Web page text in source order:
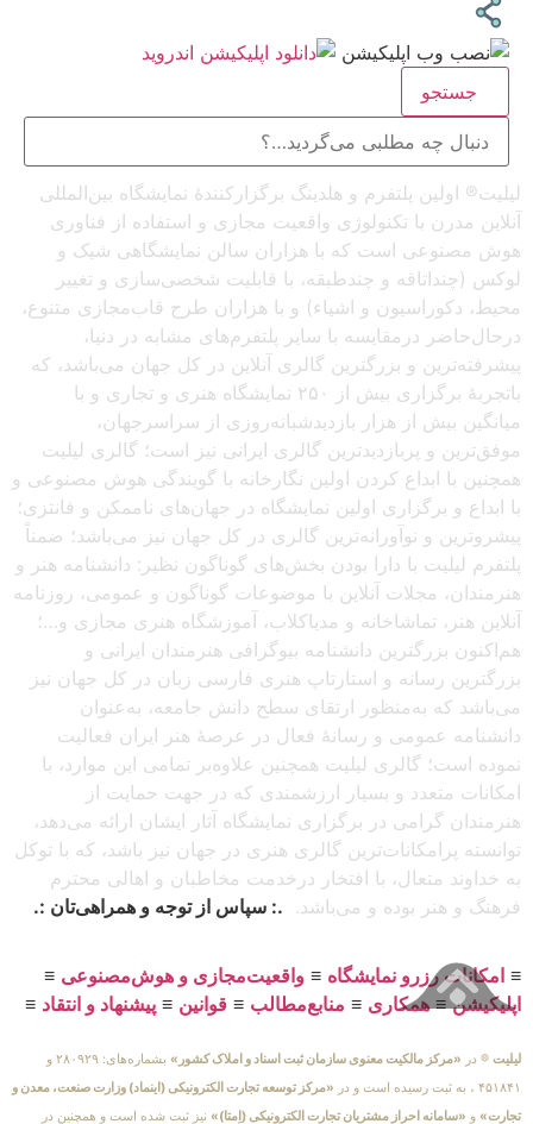
جستجو
لیلیت® اولین پلتفرم و هلدینگ برگزارکنندهٔ نمایشگاه بین‌المللی
آنلاین مدرن با تکنولوژی واقعیت مجازی و استفاده از فناوری
هوش مصنوعی است که با هزاران سالن نمایشگاهی شیک و
لوکس (چنداتاقه و چندطبقه، با قابلیت شخصی‌سازی و تغییر
محیط، دکوراسیون و اشیاء) و با هزاران طرح قاب‌مجازی متنوع،
درحال‌حاضر درمقایسه با سایر پلتفرم‌های مشابه در دنیا،
پیشرفته‌ترین و بزرگترین گالری آنلاین در کل جهان می‌باشد، که
باتجربهٔ برگزاری بیش از ۲۵۰ نمایشگاه هنری و تجاری و با
میانگین بیش از هزار بازدیدشبانه‌روزی از سراسرجهان،
موفق‌ترین و پربازدیدترین گالری ایرانی نیز است؛ گالری لیلیت
همچنین با ابداع کردن اولین نگارخانه با گویندگی هوش مصنوعی و
با ابداع و برگزاری اولین نمایشگاه در جهان‌های ناممکن و فانتزی؛
پیشروترین و نوآورانه‌ترین گالری در کل جهان نیز می‌باشد؛ ضمناً
پلتفرم لیلیت با دارا بودن بخش‌های گوناگون نظیر: دانشنامه هنر و
هنرمندان، مجلات آنلاین با موضوعات گوناگون و عمومی، روزنامه
آنلاین هنر، تماشاخانه و مدیاکلاب، آموزشگاه هنری مجازی و…؛
هم‌اکنون بزرگترین دانشنامه بیوگرافی هنرمندان ایرانی و
بزرگترین رسانه و استارتاپ هنری فارسی زبان در کل جهان نیز
می‌باشد که به‌منظور ارتقای سطح دانش جامعه، به‌عنوان
دانشنامه عمومی و رسانهٔ فعال در عرصهٔ هنر ایران فعالیت
نموده است؛ گالری لیلیت همچنین علاوه‌بر تمامی این موارد، با
امکانات متعدد و بسیار ارزشمندی که در جهت حمایت از
هنرمندان گرامی در برگزاری نمایشگاه آثار ایشان ارائه می‌دهد،
توانسته پرامکانات‌ترین گالری هنری در جهان نیز باشد، که با توکل
به خداوند متعال، با افتخار درخدمت مخاطبان و اهالی محترم
فرهنگ و هنر بوده و می‌باشد. .: سپاس از توجه و همراهی‌تان :.
≡ امکانات رزرو نمایشگاه ≡ واقعیت‌مجازی و هوش‌مصنوعی ≡
اپلیکیشن≡همکاری ≡ منابع‌مطالب ≡ قوانین ≡ پیشنهاد و انتقاد ≡
لیلیت ® در «مرکز مالکیت معنوی سازمان ثبت اسناد و املاک کشور»
بشماره‌های: ۲۸۰۹۲۹ و
۴۵۱۸۴۱ ، به ثبت رسیده است و در
«مرکز توسعه تجارت الکترونیکی (اینماد) وزارت صنعت، معدن و
تجارت» و «سامانه احراز مشتریان تجارت الکترونیکی (اِمتا)» نیز ثبت شده است و همچنین در